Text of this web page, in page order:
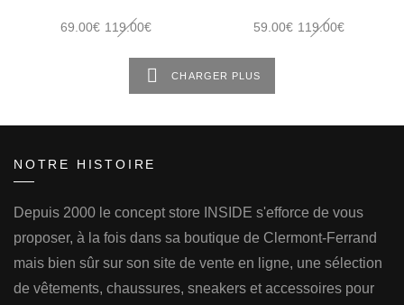
119.00€
Le
119.00€.
69.00€ Le
69.00€.
119.00€
Le
119.00€.
59.00€ Le
59.00€.
CHARGER PLUS
NOTRE HISTOIRE
Depuis 2000 le concept store INSIDE s'efforce de vous
proposer, à la fois dans sa boutique de Clermont-Ferrand
mais bien sûr sur son site de vente en ligne, une sélection
de vêtements, chaussures, sneakers et accessoires pour